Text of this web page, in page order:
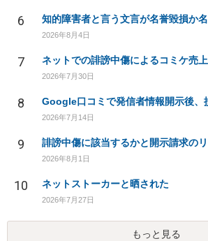
6
2026年8月4日
7
2026年7月30日
8
2026年7月14日
9 誹謗中傷に該当するかと開示請求の
2026年8月1日
10 ネットストーカーと晒された
2026年7月27日
もっと見る